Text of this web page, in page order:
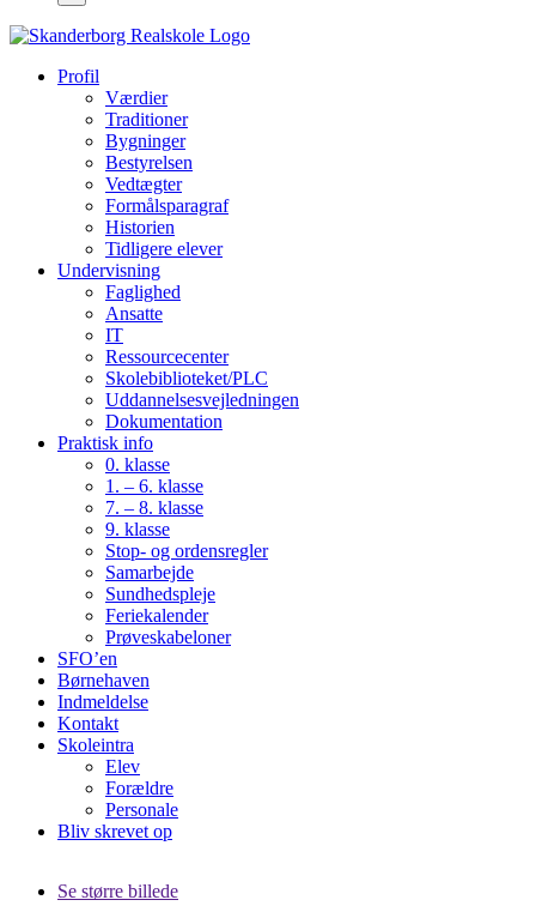
Profil
Værdier
Traditioner
Bygninger
Bestyrelsen
Vedtægter
Formålsparagraf
Historien
Tidligere elever
Undervisning
Faglighed
Ansatte
IT
Ressourcecenter
Skolebiblioteket/PLC
Uddannelsesvejledningen
Dokumentation
Praktisk info
0. klasse
1. – 6. klasse
7. – 8. klasse
9. klasse
Stop- og ordensregler
Samarbejde
Sundhedspleje
Feriekalender
Prøveskabeloner
SFO’en
Børnehaven
Indmeldelse
Kontakt
Skoleintra
Elev
Forældre
Personale
Bliv skrevet op
Se større billede